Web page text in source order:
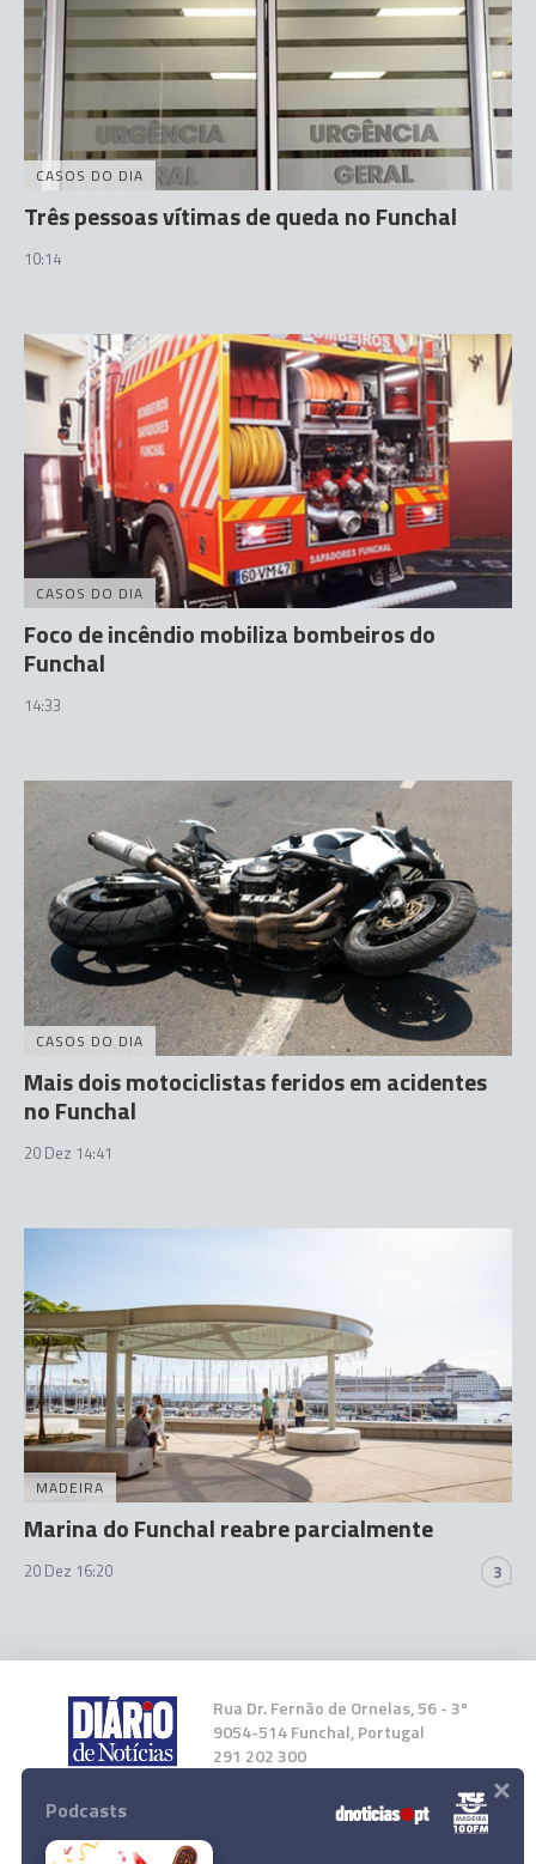
CASOS DO DIA
Três pessoas vítimas de queda no Funchal
10:14
CASOS DO DIA
Foco de incêndio mobiliza bombeiros do
Funchal
14:33
CASOS DO DIA
Mais dois motociclistas feridos em acidentes
no Funchal
20 Dez 14:41
MADEIRA
Marina do Funchal reabre parcialmente
20 Dez 16:20 3
Rua Dr. Fernão de Ornelas, 56 - 3º
9054-514 Funchal, Portugal
291 202 300
Instale a nossa App
Podcasts ×